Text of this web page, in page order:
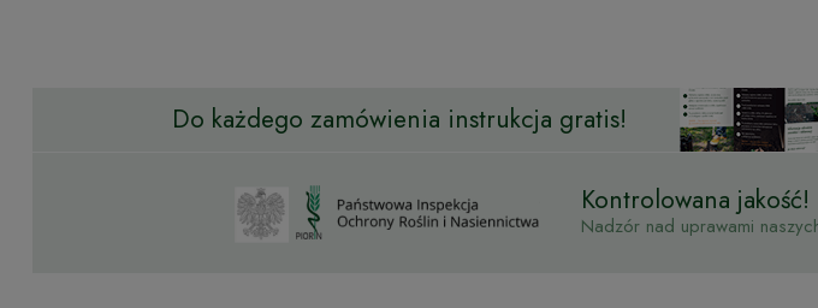
Do każdego zamówienia instrukcja gratis!
Kontrolowana jakość!
Nadzór nad uprawami